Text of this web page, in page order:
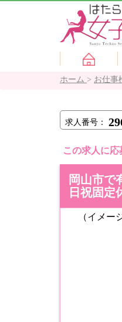
ホーム > お仕事
求人番号：
この求人に応
岡山市
日祝固
（イメー